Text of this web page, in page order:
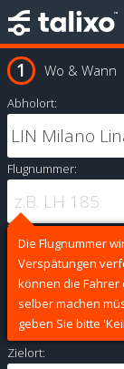
Wo & Wann
Abholort:
Flugnummer:
Die Flugnummer
Verspätungen
können die Fahrer
selber machen
geben Sie bitte
Zielort: